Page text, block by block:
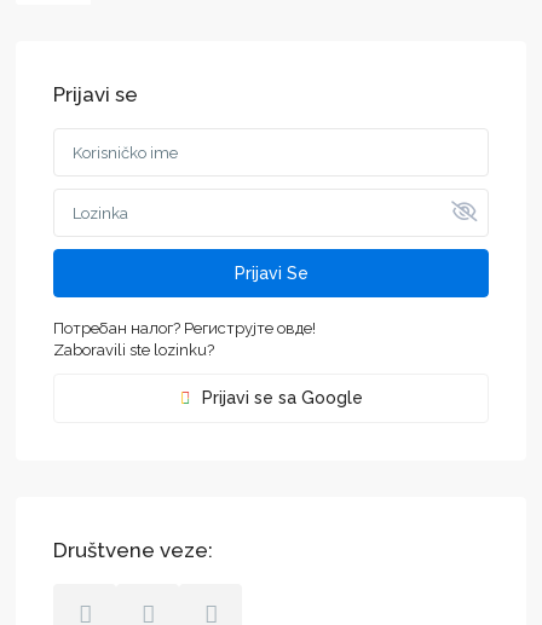
Prijavi se
Prijavi Se
Потребан налог? Региструјте овде!
Zaboravili ste lozinku?
Prijavi se sa Google
Društvene veze: